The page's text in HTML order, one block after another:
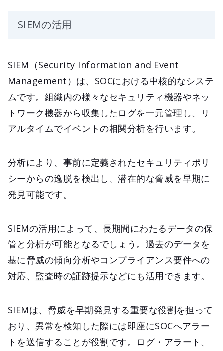
SIEMの活用
SIEM（Security Information and Event
Management）は、SOCにおける中核的なシステ
ムです。組織内の様々なセキュリティ機器やネッ
トワーク機器から収集したログを一元管理し、リ
アルタイムでイベントの相関分析を行います。
分析により、事前に定義されたセキュリティポリ
シーからの逸脱を検出し、潜在的な脅威を早期に
発見可能です。
SIEMの活用によって、長期間にわたるデータの保
管と分析が可能となるでしょう。過去のデータを
基に脅威の傾向分析やコンプライアンス要件への
対応、監査時の証跡提示などにも活用できます。
SIEMは、脅威を早期発見する重要な役割を担って
おり、異常を検知した際には即座にSOCへアラー
トを送信することが役割です。ログ・アラート、